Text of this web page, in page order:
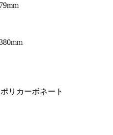
リカーボネート